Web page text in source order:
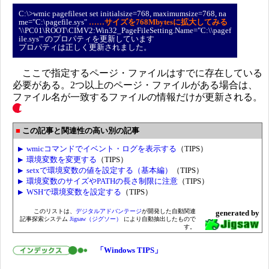
C:\>wmic pagefileset set initialsize=768, maximumsize=768, na
me="C:\pagefile.sys" ……サイズを768Mbytesに拡大してみる
'\\PC01\ROOT\CIMV2:Win32_PageFileSetting.Name="C:\\pagef
ile.sys"' のプロパティを更新しています
プロパティは正しく更新されました。
ここで指定するページ・ファイルはすでに存在している
必要がある。2つ以上のページ・ファイルがある場合は、
ファイル名が一致するファイルの情報だけが更新される。
この記事と関連性の高い別の記事
wmicコマンドでイベント・ログを表示する （TIPS）
環境変数を変更する （TIPS）
setxで環境変数の値を設定する（基本編）
（TIPS）
環境変数のサイズやPATHの長さ制限に注意 （TIPS）
WSHで環境変数を設定する （TIPS）
このリストは、 デジタルアドバンテージが開発した自動関連
記事探索システム Jigsaw（ジグソー）
により自動抽出したもので
す。
generated by
「Windows TIPS」